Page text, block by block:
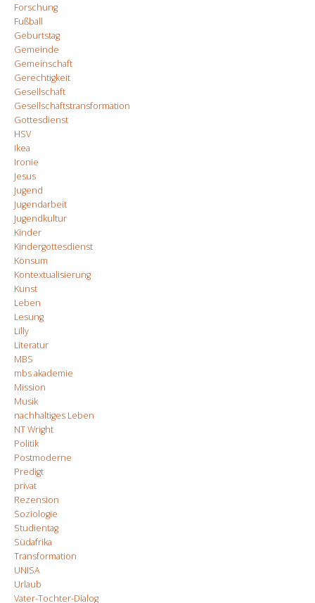
Forschung
Fußball
Geburtstag
Gemeinde
Gemeinschaft
Gerechtigkeit
Gesellschaft
Gesellschaftstransformation
Gottesdienst
HSV
Ikea
Ironie
Jesus
Jugend
Jugendarbeit
Jugendkultur
Kinder
Kindergottesdienst
Konsum
Kontextualisierung
Kunst
Leben
Lesung
Lilly
Literatur
MBS
mbs akademie
Mission
Musik
nachhaltiges Leben
NT Wright
Politik
Postmoderne
Predigt
privat
Rezension
Soziologie
Studientag
Südafrika
Transformation
UNISA
Urlaub
Vater-Tochter-Dialog